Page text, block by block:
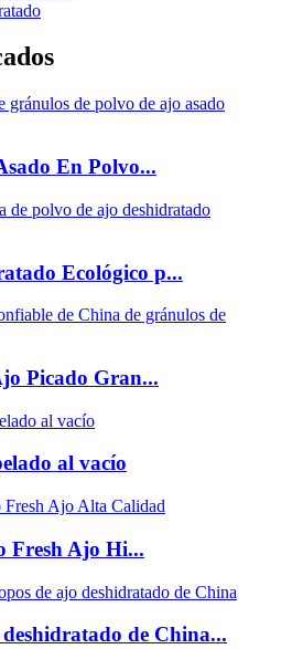
En Polvo...
Ecológico p...
Picado Gran...
al vacío
Fresh Ajo Hi...
de China...